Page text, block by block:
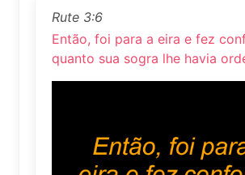
Rute 3:6
Então, foi para a eira e fez
quanto sua sogra lhe havia